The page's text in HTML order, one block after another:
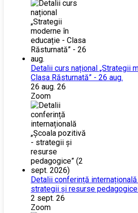
Detalii curs național „Strategii
Clasa Răsturnată” - 26 aug.
26 aug. 26
Zoom
Detalii conferință
strategii și resurse
2 sept. 26
Zoom